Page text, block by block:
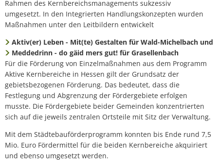
Rahmen des Kernbereichsmanagements sukzessiv
umgesetzt. In den Integrierten Handlungskonzepten wurden
Maßnahmen unter den Leitbildern entwickelt
Aktiv(er) Leben - Mit(te) Gestalten für Wald-Michelbach und
Meddedrinn - do gäid mers gut! für Grasellenbach
Für die Förderung von Einzelmaßnahmen aus dem Programm
Aktive Kernbereiche in Hessen gilt der Grundsatz der
gebietsbezogenen Förderung. Das bedeutet, dass die
Festlegung und Abgrenzung der Fördergebiete erfolgen
musste. Die Fördergebiete beider Gemeinden konzentrierten
sich auf die jeweils zentralen Ortsteile mit Sitz der Verwaltung.
Mit dem Städtebauförderprogramm konnten bis Ende rund 7,5
Mio. Euro Fördermittel für die beiden Kernbereiche akquiriert
und ebenso umgesetzt werden.